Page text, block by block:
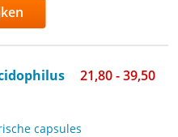
21,80 - 39,50
capsules